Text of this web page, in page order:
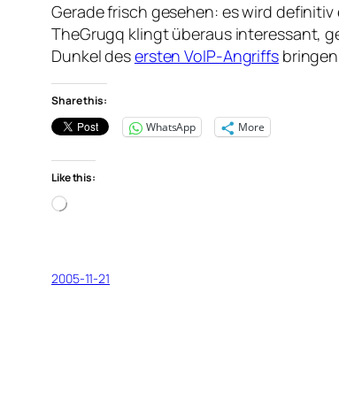
Gerade frisch gesehen: es wird definitiv
TheGrugq klingt überaus interessant,
Dunkel desersten VoIP-Angriffs
Share this:
WhatsApp
More
Like this:
Loading…
2005-11-21